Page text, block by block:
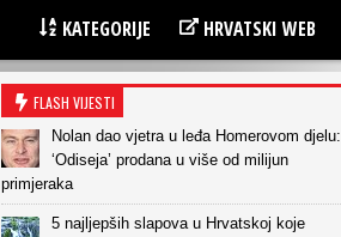
KATEGORIJE HRVATSKI WEB
FLASH VIJESTI
Nolan dao vjetra u leđa Homerovom djelu:
‘Odiseja’ prodana u više od milijun
primjeraka
5 najljepših slapova u Hrvatskoj koje